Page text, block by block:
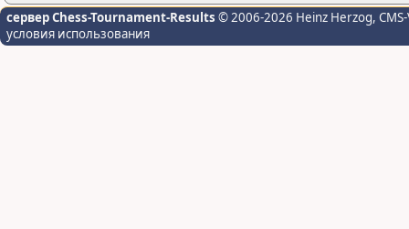
сервер Chess-Tournament-Results © 2006-2026 Heinz Herzog,
условия использования